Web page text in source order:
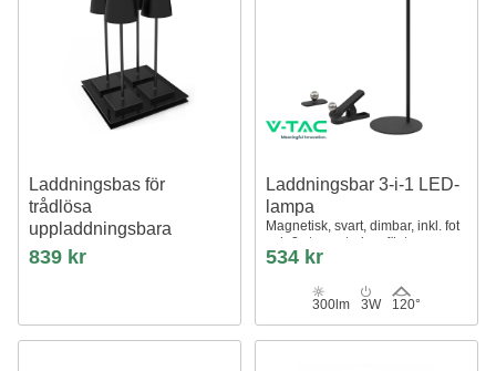
Laddningsbas för
trådlösa
uppladdningsbara
bordlampor
839 kr
Laddningsbar 3-i-1 LED-
lampa
Magnetisk, svart, dimbar, inkl. fot
och 2 st. monteringsfästen
534 kr
300lm 3W 120°